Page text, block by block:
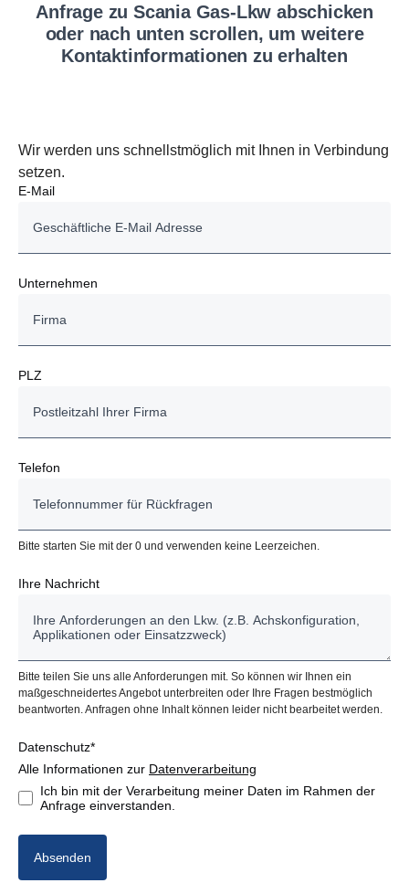
Anfrage zu Scania Gas-Lkw abschi­cken
oder nach unten scrollen, um weitere
Kontakt­in­for­ma­tionen zu erhalten
Wir werden uns schnellstmöglich mit Ihnen in Verbindung
setzen.
E-Mail
Unternehmen
PLZ
Telefon
Bitte starten Sie mit der 0 und verwenden keine Leerzeichen.
Ihre Nachricht
Bitte teilen Sie uns alle Anforderungen mit. So können wir Ihnen ein
maßgeschneidertes Angebot unterbreiten oder Ihre Fragen bestmöglich
beantworten. Anfragen ohne Inhalt können leider nicht bearbeitet werden.
Datenschutz*
Alle Informationen zur Datenverarbeitung
Ich bin mit der Verarbeitung meiner Daten im Rahmen der
Anfrage einverstanden.
Absenden